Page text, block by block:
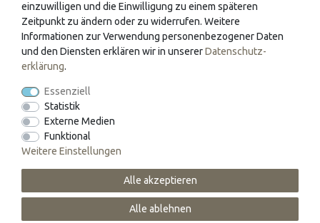
Max Mustermann GmbH
Musterstr. 8-10
12345 Musterhausen
Tel.:012/345678
Muster Bürobedarf
Musterhauser Str. 116
Tel: 0124/356
einzuwilligen und die Einwilligung zu einem späteren
Zeitpunkt zu ändern oder zu widerrufen. Weitere
Informationen zur Verwendung personenbezogener Daten
und den Diensten erklären wir in unsererDaten­schutz­
erklärung.
Essenziell
Statistik
Externe Medien
Funktional
Weitere Einstellungen
Alle akzeptieren
Alle ablehnen